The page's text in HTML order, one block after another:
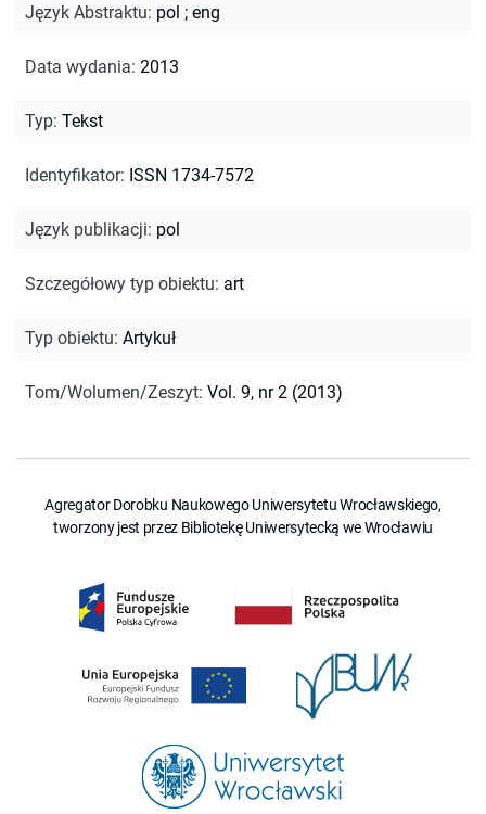
Język Abstraktu: pol ; eng
Data wydania: 2013
Typ: Tekst
Identyfikator: ISSN 1734-7572
Język publikacji: pol
Szczegółowy typ obiektu: art
Typ obiektu: Artykuł
Tom/Wolumen/Zeszyt: Vol. 9, nr 2 (2013)
Agregator Dorobku Naukowego Uniwersytetu Wrocławskiego,
tworzony jest przez Bibliotekę Uniwersytecką we Wrocławiu